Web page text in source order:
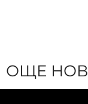
ОЩЕ